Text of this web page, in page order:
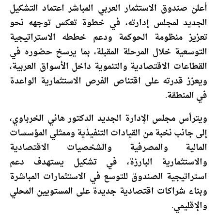
أعلن صندوق الاستثمار العربي المباشر اعتماد التشكيل
الجديد لمجلس إدارته، في خطوة تعكس توجهه نحو
تعزيز منظومة الحوكمة ودعم خططه الاستراتيجية
التوسعية خلال المرحلة المقبلة، بما يرسخ حضوره في
القطاعات الاقتصادية والتنموية داخل الأسواق العربية،
ويعزز قدرته على اقتناص الفرص الاستثمارية الواعدة
في المنطقة.
ويترأس مجلس الإدارة الجديد الدكتور هاني الخرباوي،
إلى جانب نخبة من القيادات التنفيذية وممثلي المؤسسات
المالية والمصرفية والشخصيات الاقتصادية
والاستثمارية البارزة، في تشكيل يستهدف دعم
استراتيجية الصندوق للتوسع في الاستثمارات المباشرة
وبناء شراكات اقتصادية جديدة على المستويين المحلي
والإقليمي.